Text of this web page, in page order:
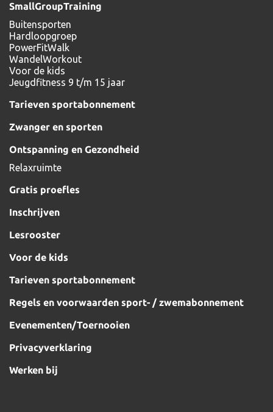
SmallGroupTraining
Buitensporten
Hardloopgroep
PowerFitWalk
WandelWorkout
Voor de kids
Jeugdfitness 9 t/m 15 jaar
Tarieven sportabonnement
Zwanger en sporten
Ontspanning en Gezondheid
Relaxruimte
Gratis proefles
Inschrijven
Lesrooster
Voor de kids
Tarieven sportabonnement
Regels en voorwaarden sport- / zwemabonnement
Evenementen/Toernooien
Privacyverklaring
Werken bij